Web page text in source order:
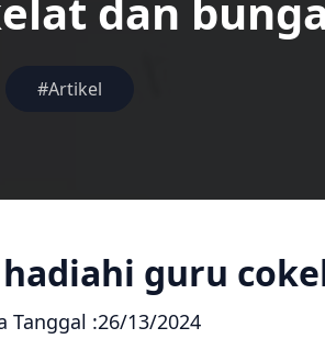
dan
#Artikel
guru
Tanggal :26/13/2024